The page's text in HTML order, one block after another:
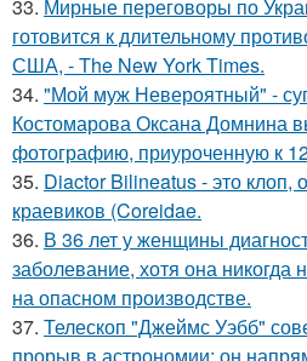
33. Мирные переговоры по
готовится к длительному
США, - The New York Times.
34. "Мой муж Невероятный" -
Костомарова Оксана Домнина
фотографию, приуроченную к
35. Diactor Bilineatus - это клоп,
краевиков (Coreidae.
36. В 36 лет у женщины
заболевание, хотя она никогда
на опасном производстве.
37. Телескоп "Джеймс Уэбб"